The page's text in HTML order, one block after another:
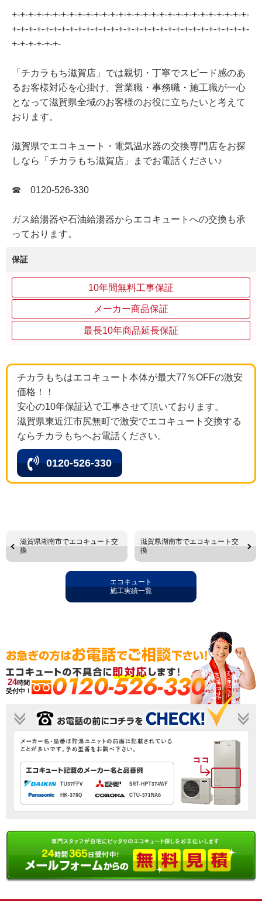
+-+-+-+-+-+-+-+-+-+-+-+-+-+-+-+-+-+-+-+-+-+-+-+-+-+-+-+-+-
+-+-+-+-+-+-+-+-+-+-+-+-+-+-+-+-+-+-+-+-+-+-+-+-+-+-+-+-+-
+-+-+-+-+-+-
「チカラもち滋賀店」では親切・丁寧でスピード感のあ
るお客様対応を心掛け、営業職・事務職・施工職が一心
となって滋賀県全域のお客様のお役に立ちたいと考えて
おります。
滋賀県でエコキュート・電気温水器の交換専門店をお探
しなら「チカラもち滋賀店」までお電話ください♪
☎ 0120-526-330
ガス給湯器や石油給湯器からエコキュートへの交換も承
っております。
保証
10年間無料工事保証
メーカー商品保証
最長10年商品延長保証
チカラもちはエコキュート本体が最大77％OFFの激安
価格！！
安心の10年保証込で工事させて頂いております。
滋賀県東近江市尻無町で激安でエコキュート交換する
ならチカラもちへお電話ください。
0120-526-330
滋賀県湖南市でエコキュート交
換
滋賀県湖南市でエコキュート交
換
エコキュート
施工実績一覧
24時間
受付中！
0120-526-330